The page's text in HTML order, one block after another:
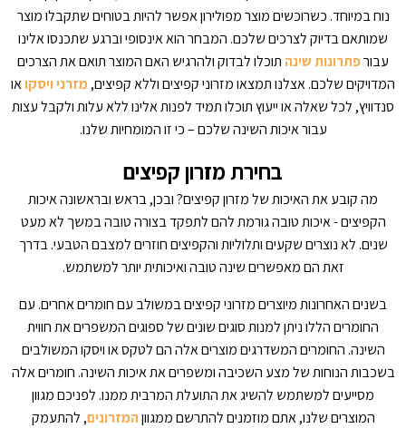
נוח במיוחד. כשרוכשים מוצר מפולירון אפשר להיות בטוחים שתקבלו מוצר
שמותאם בדיוק לצרכים שלכם. המבחר הוא אינסופי וברגע שתכנסו אלינו
עבורפתרונות שינה תוכלו לבדוק ולהרגיש האם המוצר תואם את הצרכים
המדויקים שלכם. אצלנו תמצאו מזרוני קפיצים וללא קפיצים,מזרני ויסקואו
סנדוויץ, לכל שאלה או ייעוץ תוכלו תמיד לפנות אלינו ללא עלות ולקבל עצות
עבור איכות השינה שלכם – כי זו המומחיות שלנו.
בחירת מזרון קפיצים
מה קובע את האיכות של מזרון קפיצים? ובכן, בראש ובראשונה איכות
הקפיצים - איכות טובה גורמת להם לתפקד בצורה טובה במשך לא מעט
שנים. לא נוצרים שקעים ותלוליות והקפיצים חוזרים למצבם הטבעי. בדרך
זאת הם מאפשרים שינה טובה ואיכותית יותר למשתמש.
בשנים האחרונות מיוצרים מזרוני קפיצים במשולב עם חומרים אחרים. עם
החומרים הללו ניתן למנות סוגים שונים של ספוגים המשפרים את חווית
השינה. החומרים המשדרגים מוצרים אלה הם לטקס או ויסקו המשולבים
בשכבות הנוחות של מצע השכיבה ומשפרים את איכות השינה. חומרים אלה
מסייעים למשתמש להשיג את התועלת המרבית ממנו. לפניכם מגוון
המוצרים שלנו, אתם מוזמנים להתרשם ממגווןהמזרונים, להתעמק